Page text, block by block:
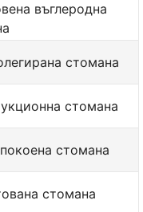
въглеродна
стомана
стомана
стомана
стомана